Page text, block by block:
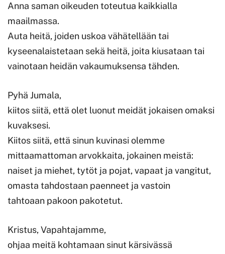
Anna saman oikeuden toteutua kaikkialla
maailmassa.
Auta heitä, joiden uskoa vähätellään tai
kyseenalaistetaan sekä heitä, joita kiusataan tai
vainotaan heidän vakaumuksensa tähden.
Pyhä Jumala,
kiitos siitä, että olet luonut meidät jokaisen omaksi
kuvaksesi.
Kiitos siitä, että sinun kuvinasi olemme
mittaamattoman arvokkaita, jokainen meistä:
naiset ja miehet, tytöt ja pojat, vapaat ja vangitut,
omasta tahdostaan paenneet ja vastoin
tahtoaan pakoon pakotetut.
Kristus, Vapahtajamme,
ohjaa meitä kohtamaan sinut kärsivässä